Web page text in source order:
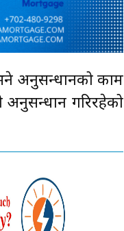
अनुसन्धानको काम
अनुसन्धान गरिरहेको